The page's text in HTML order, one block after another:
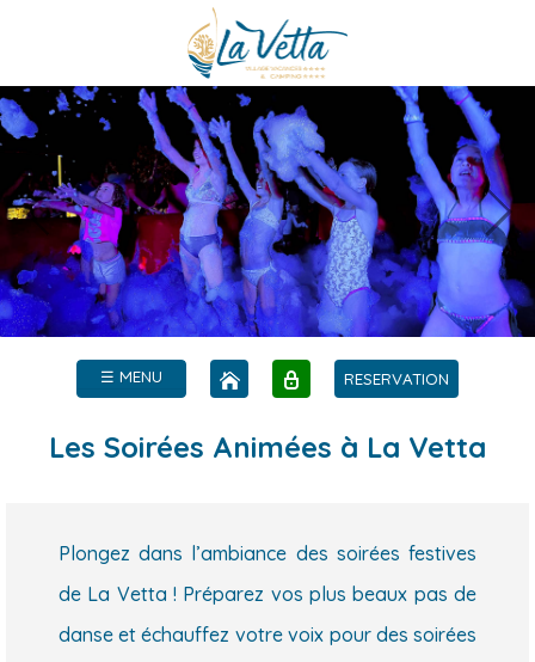
☰ MENU RESERVATION
Les Soirées Animées à La Vetta
Plongez dans l’ambiance des soirées festives
de La Vetta ! Préparez vos plus beaux pas de
danse et échauffez votre voix pour des soirées